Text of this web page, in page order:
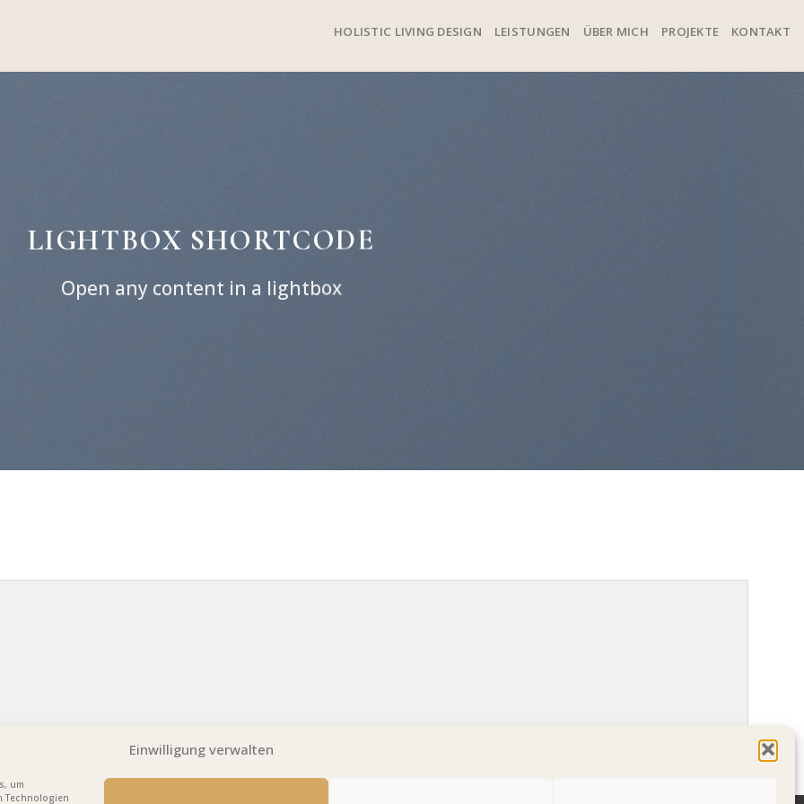
Einwilligung verwalten
um
Technologien
HOLISTIC LIVING DESIGN LEISTUNGEN ÜBER MICH PROJEKTE KONTAKT
LIGHTBOX SHORTCODE
Open any content in a lightbox